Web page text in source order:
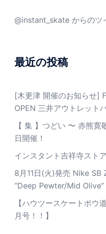
@instant_skate からのツ
最近の投稿
[木更津 開催のお知らせ]
OPEN 三井アウトレット
【 集 】つどい 〜 赤熊
日開催！
インスタント吉祥寺スト
8月11日(火)発売 Nike
”Deep Pewter/Mid Olive”
【ハウツースケートボ
月号！！】